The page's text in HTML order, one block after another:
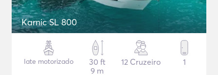
Karnic SL 800
Iate motorizado
30 ft
9 m
12 Cruzeiro 1